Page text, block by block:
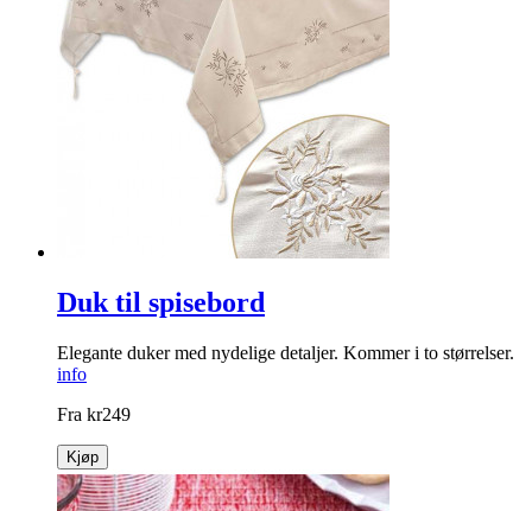
Duk til spisebord
Elegante duker med nydelige detaljer. Kommer i to størrelser.
info
Fra kr249
Kjøp